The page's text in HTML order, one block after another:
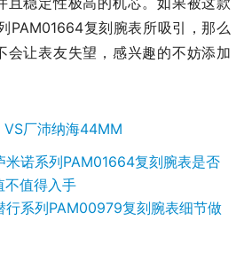
PAM01664复刻腕表所吸引，那么
会让表友失望，感兴趣的不妨添加
VS厂沛纳海44MM
米诺系列PAM01664复刻腕表是否
不值得入手
行系列PAM00979复刻腕表细节做